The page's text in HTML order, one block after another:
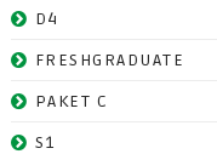
D4
FRESHGRADUATE
PAKET C
S1